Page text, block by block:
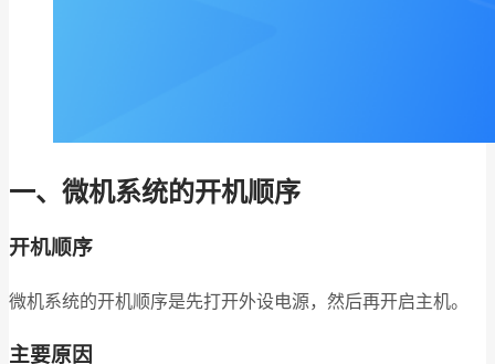
一、微机系统的开机顺序
开机顺序
微机系统的开机顺序是先打开外设电源，然后再开启主机。
主要原因